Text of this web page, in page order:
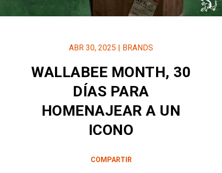
WALLABEE MONTH, 30
DÍAS PARA
HOMENAJEAR A UN
ICONO
ABR 30, 2025 | BRANDS
COMPARTIR